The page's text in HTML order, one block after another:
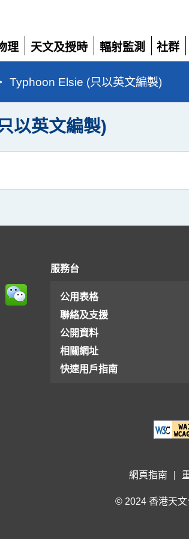
理
天文及授時
展
開
輻射監測
展
開
社群
展
開
Typhoon Elsie (只以英文編製)
以英文編製)
服務台
公用表格
聯絡及支援
公開資料
相關網址
快速用戶指南
網頁指南
© 2024 香港天文